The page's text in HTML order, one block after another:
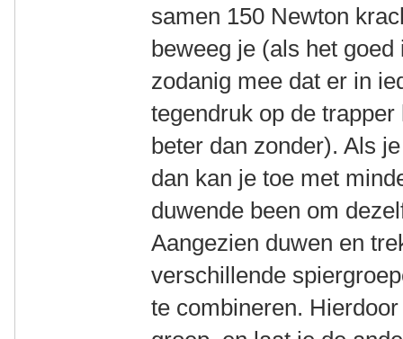
samen 150 Newton
beweeg je (als het
zodanig mee dat er in
tegendruk op de
beter dan zonder). Als
dan kan je toe met
duwende been om
Aangezien duwen en
verschillende
te combineren.